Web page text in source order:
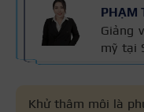
PHẠM
Giảng
mỹ tại
kinh
Xuất
Khử thâm môi là